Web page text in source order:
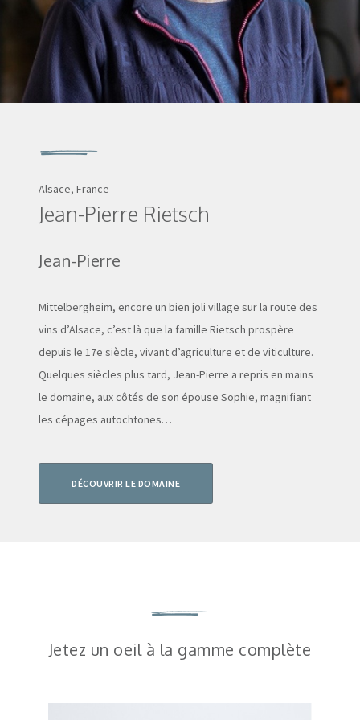
Alsace, France
Jean-Pierre Rietsch
Jean-Pierre
Mittelbergheim, encore un bien joli village sur la route des
vins d’Alsace, c’est là que la famille Rietsch prospère
depuis le 17e siècle, vivant d’agriculture et de viticulture.
Quelques siècles plus tard, Jean-Pierre a repris en mains
le domaine, aux côtés de son épouse Sophie, magnifiant
les cépages autochtones…
DÉCOUVRIR LE DOMAINE
Jetez un oeil à la gamme complète